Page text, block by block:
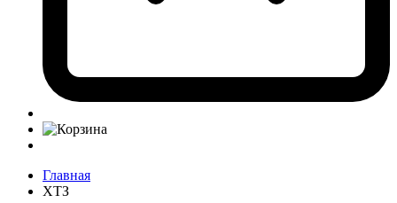
Главная
ХТЗ